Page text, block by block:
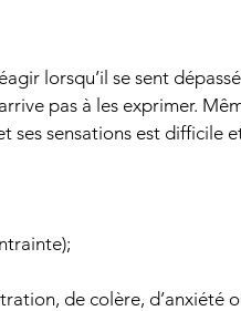
lorsqu’il se sent
pas à les exprimer.
ses sensations est difficile
de colère, d’anxiété